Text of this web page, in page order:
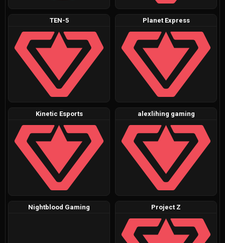
TEN-5 Planet Express
Kinetic Esports alexlihing gaming
Nightblood Gaming Project Z